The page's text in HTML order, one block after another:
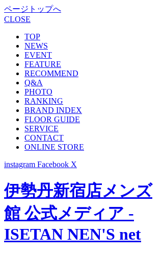
ページトップへ
CLOSE
TOP
NEWS
EVENT
FEATURE
RECOMMEND
Q&A
PHOTO
RANKING
BRAND INDEX
FLOOR GUIDE
SERVICE
CONTACT
ONLINE STORE
instagram Facebook X
伊勢丹新宿店メンズ
館 公式メディア -
ISETAN NEN'S net